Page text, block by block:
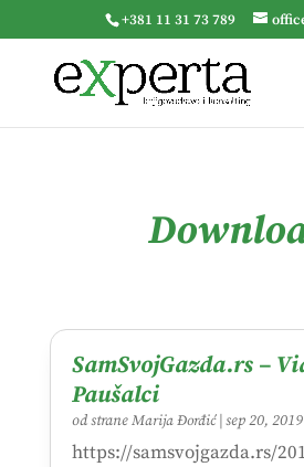
+381 11 31 73 789
SamSvojGazda.rs –
Paušalci
od straneMarija Đorđić| sep 20, 2019|
https://samsvojgazda.rs/